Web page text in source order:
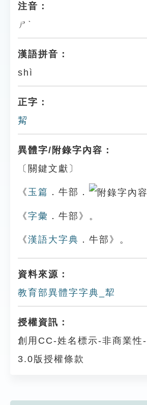
注音：
ㄕˋ
漢語拼音：
shì
正字：
觢
異體字/附錄字內容：
〔關鍵文獻〕
《 玉篇 ．牛部．
《字彙 ．牛部》。
《漢語大字典 ．牛部》。
資料來源：
教育部異體字字典_㸷
授權資訊：
創用CC-姓名標示-非商業性
3.0版授權條款